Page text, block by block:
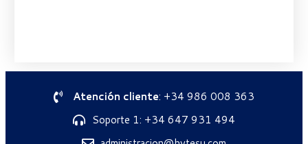
Atención cliente: +34 986 008 363
Soporte 1: +34 647 931 494